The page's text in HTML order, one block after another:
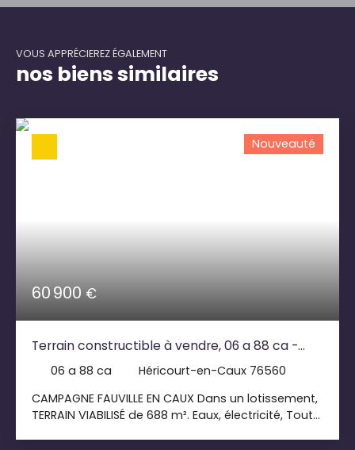
VOUS APPRÉCIEREZ ÉGALEMENT
nos biens similaires
60 900 €
Nouveauté
Terrain constructible à vendre, 06 a 88 ca -
Héricourt-en-Caux 76560
06 a 88 ca
Héricourt-en-Caux 76560
CAMPAGNE FAUVILLE EN CAUX Dans un lotissement,
TERRAIN VIABILISÉ de 688 m². Eaux, électricité, Tout